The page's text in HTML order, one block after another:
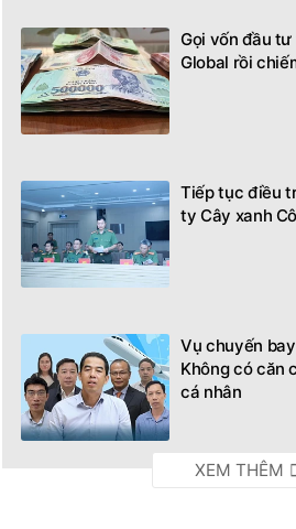
Gọi vốn đầu
Global rồi
Tiếp tục điều
ty Cây xanh
Vụ chuyến
Không có căn
cá nhân